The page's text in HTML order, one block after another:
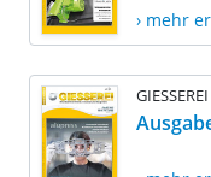
› mehr
GIESSEREI